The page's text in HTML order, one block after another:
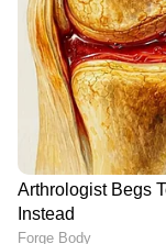
രാഹുൽ
പ്രതീക്ഷകൾ
യാത്ര
ഘടകം.
നേതാക്കൾ